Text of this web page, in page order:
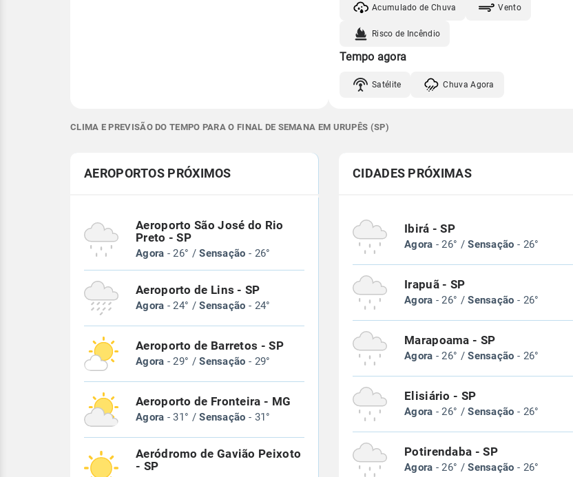
Acumulado de Chuva Vento
Risco de Incêndio
Tempo agora
Satélite Chuva Agora
CLIMA E PREVISÃO DO TEMPO PARA O FINAL DE SEMANA EM URUPÊS (SP)
AEROPORTOS PRÓXIMOS
Aeroporto São José do Rio
Preto - SP
Agora - 26° /Sensação - 26°
Aeroporto de Lins - SP
Agora - 24° /Sensação - 24°
Aeroporto de Barretos - SP
Agora - 29° /Sensação - 29°
Aeroporto de Fronteira - MG
Agora - 31° /Sensação - 31°
Aeródromo de Gavião Peixoto
- SP
CIDADES PRÓXIMAS
Ibirá - SP
Agora - 26° /Sensação - 26°
Irapuã - SP
Agora - 26° /Sensação - 26°
Marapoama - SP
Agora - 26° /Sensação - 26°
Elisiário - SP
Agora - 26° /Sensação - 26°
Potirendaba - SP
Agora - 26° /Sensação - 26°